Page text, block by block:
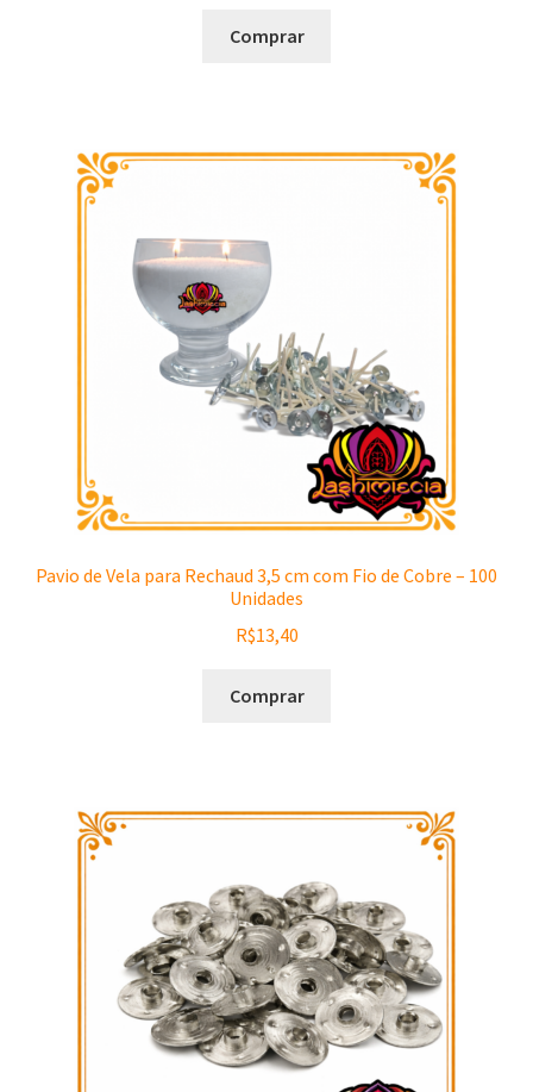
Comprar
Pavio de Vela para Rechaud 3,5 cm com Fio de Cobre – 100
Unidades
R$13,40
Comprar